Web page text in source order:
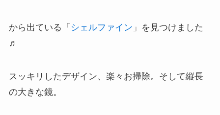
から出ている「 シェルファイン 」を見つけました
♬
スッキリしたデザイン、楽々お掃除。そして縦長
の大きな鏡。